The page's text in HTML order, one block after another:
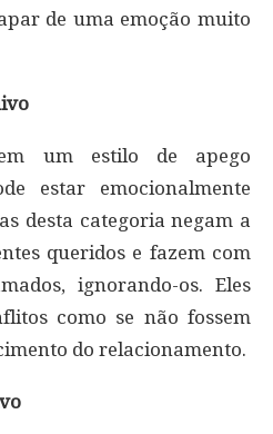
de uma emoção muito
um estilo de apego
estar emocionalmente
desta categoria negam a
queridos e fazem com
ignorando-os. Eles
como se não fossem
do relacionamento.